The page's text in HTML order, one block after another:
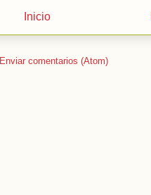
Inicio
Enviar comentarios (Atom)